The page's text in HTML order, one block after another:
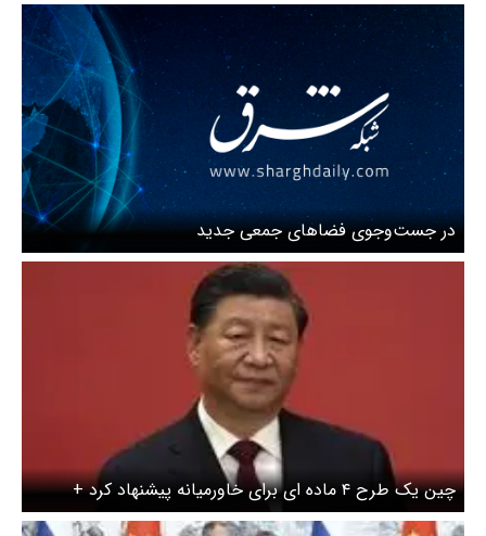
در جست‌وجوی فضاهای جمعی جدید
چین یک طرح ۴ ماده ای برای خاورمیانه پیشنهاد کرد +
جزییات